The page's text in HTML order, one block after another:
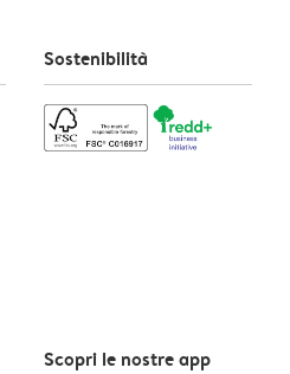
Sostenibilità
Scopri le nostre app